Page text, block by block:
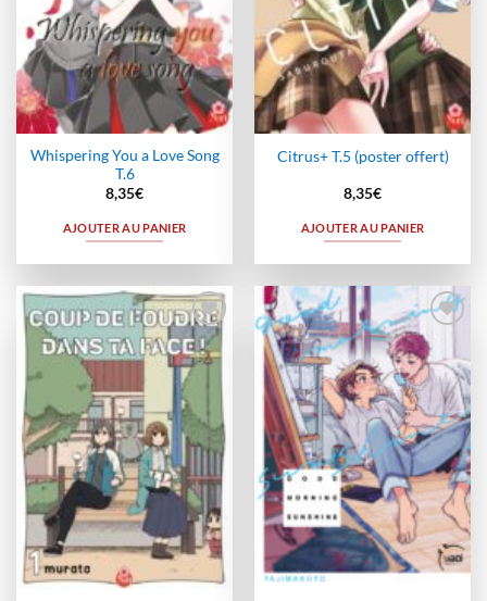
Whispering You a Love Song
T.6
8,35€
AJOUTER AU PANIER
Citrus+ T.5 (poster offert)
8,35€
AJOUTER AU PANIER
Ajouter
à la
wishlist
Ajouter
à la
wishlist